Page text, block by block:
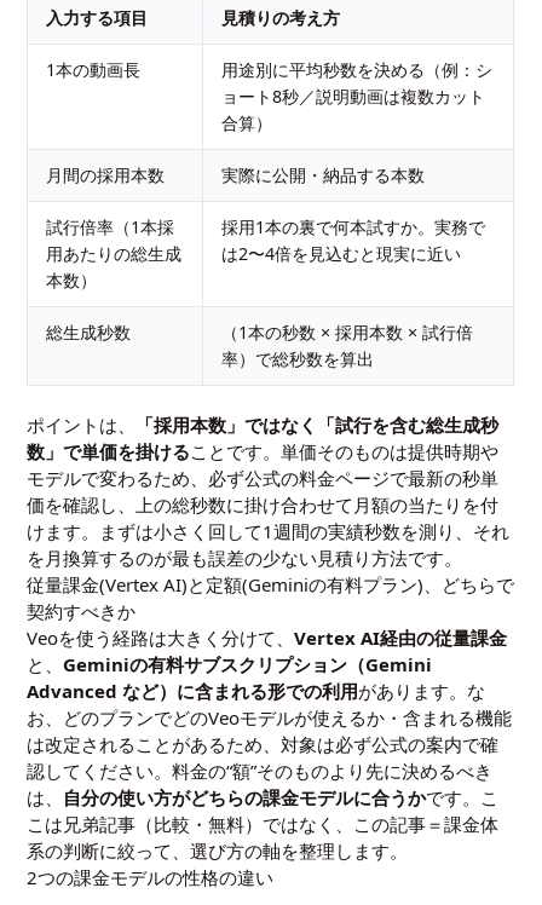
入力する項目 見積りの考え方
1本の動画長
用途別に平均秒数を決める（例：シ
ョート8秒／説明動画は複数カット
合算）
月間の採用本数 実際に公開・納品する本数
試行倍率（1本採
用あたりの総生成
本数）
採用1本の裏で何本試すか。実務で
は2〜4倍を見込むと現実に近い
総生成秒数
（1本の秒数 × 採用本数 × 試行倍
率）で総秒数を算出
ポイントは、
「採用本数」ではなく「試行を含む総生成秒
数」で単価を掛けることです。単価そのものは提供時期や
モデルで変わるため、必ず公式の料金ページで最新の秒単
価を確認し、上の総秒数に掛け合わせて月額の当たりを付
けます。まずは小さく回して1週間の実績秒数を測り、それ
を月換算するのが最も誤差の少ない見積り方法です。
従量課金(Vertex AI)と定額(Geminiの有料プラン)、どちらで
契約すべきか
Veoを使う経路は大きく分けて、Vertex AI経由の従量課金
と、 Geminiの有料サブスクリプション（Gemini
Advanced など）に含まれる形での利用があります。な
お、どのプランでどのVeoモデルが使えるか・含まれる機能
は改定されることがあるため、対象は必ず公式の案内で確
認してください。料金の“額”そのものより先に決めるべき
は、 自分の使い方がどちらの課金モデルに合うかです。こ
こは兄弟記事（比較・無料）ではなく、この記事＝課金体
系の判断に絞って、選び方の軸を整理します。
2つの課金モデルの性格の違い